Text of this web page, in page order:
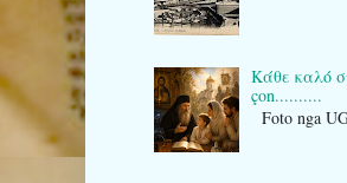
Κάθε καλό
çon..........
Foto nga